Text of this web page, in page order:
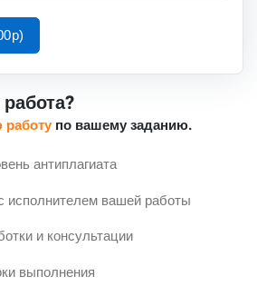
работу по вашему заданию.
антиплагиата
исполнителем вашей работы
и консультации
выполнения